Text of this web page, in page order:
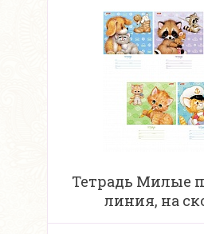
Тетрадь Милые
линия, на